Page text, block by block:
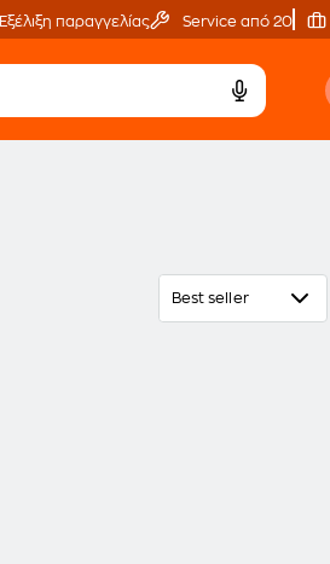
Εξέλιξη παραγγελίας Service από 20'
Best seller